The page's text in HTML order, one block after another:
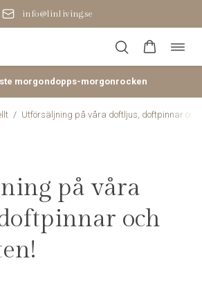
produktion i Baltikum
morgondopps-morgonrocken
/ Utförsäljning på våra doftljus, doftpinnar och
på våra
och